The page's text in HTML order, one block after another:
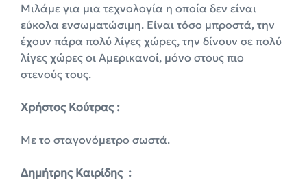
Μιλάμε για μια τεχνολογία η οποία δεν είναι
εύκολα ενσωματώσιμη. Είναι τόσο μπροστά, την
έχουν πάρα πολύ λίγες χώρες, την δίνουν σε πολύ
λίγες χώρες οι Αμερικανοί, μόνο στους πιο
στενούς τους.
Χρήστος Κούτρας :
Με το σταγονόμετρο σωστά.
Δημήτρης Καιρίδης :